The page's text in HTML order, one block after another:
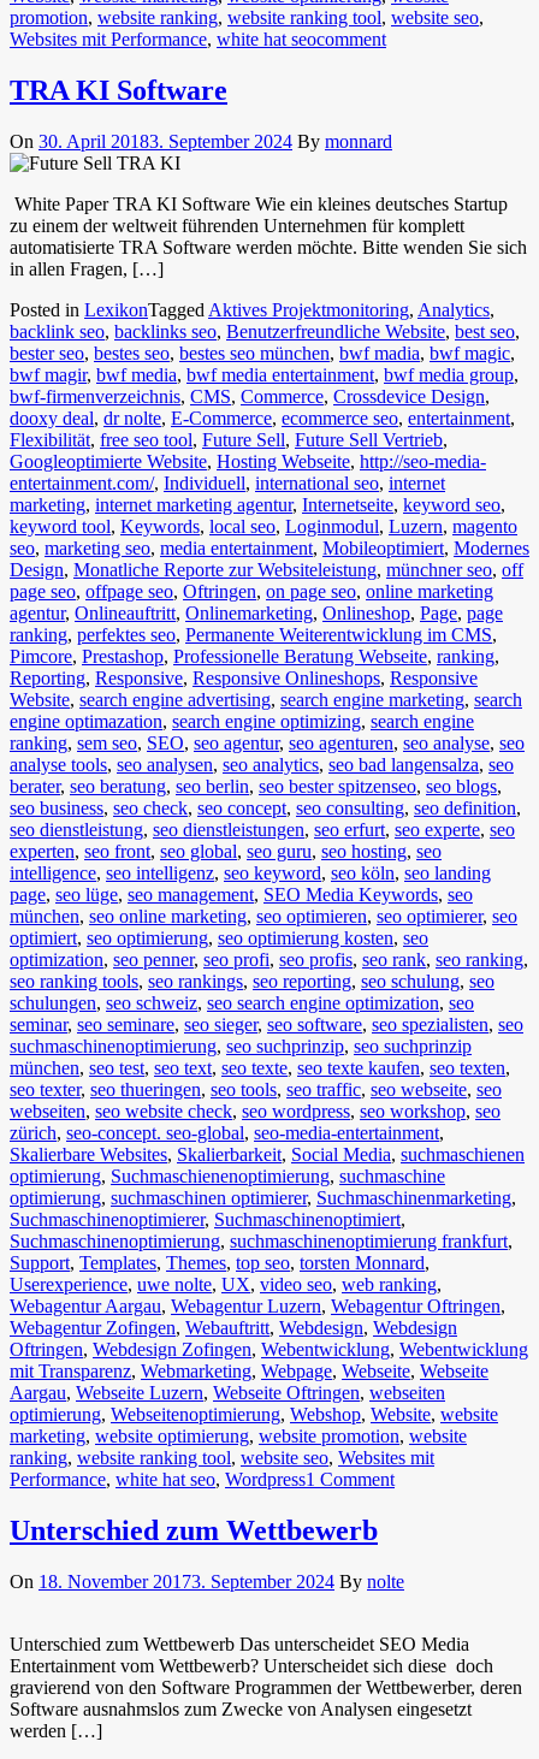
promotion, website ranking, website ranking tool, website seo,
Websites mit Performance, white hat seocomment
TRA KI Software
On 30. April 20183. September 2024 By monnard
White Paper TRA KI Software Wie ein kleines deutsches Startup
zu einem der weltweit führenden Unternehmen für komplett
automatisierte TRA Software werden möchte. Bitte wenden Sie sich
in allen Fragen, […]
Posted in LexikonTagged Aktives Projektmonitoring, Analytics,
backlink seo, backlinks seo, Benutzerfreundliche Website, best seo,
bester seo, bestes seo, bestes seo münchen, bwf madia, bwf magic,
bwf magir, bwf media, bwf media entertainment, bwf media group,
bwf-firmenverzeichnis, CMS, Commerce, Crossdevice Design,
dooxy deal, dr nolte, E-Commerce, ecommerce seo, entertainment,
Flexibilität, free seo tool, Future Sell, Future Sell Vertrieb,
Googleoptimierte Website, Hosting Webseite, http://seo-media-
entertainment.com/, Individuell, international seo, internet
marketing, internet marketing agentur, Internetseite, keyword seo,
keyword tool, Keywords, local seo, Loginmodul, Luzern, magento
seo, marketing seo, media entertainment, Mobileoptimiert, Modernes
Design, Monatliche Reporte zur Websiteleistung, münchner seo, off
page seo, offpage seo, Oftringen, on page seo, online marketing
agentur, Onlineauftritt, Onlinemarketing, Onlineshop, Page, page
ranking, perfektes seo, Permanente Weiterentwicklung im CMS,
Pimcore, Prestashop, Professionelle Beratung Webseite, ranking,
Reporting, Responsive, Responsive Onlineshops, Responsive
Website, search engine advertising, search engine marketing, search
engine optimazation, search engine optimizing, search engine
ranking, sem seo, SEO, seo agentur, seo agenturen, seo analyse, seo
analyse tools, seo analysen, seo analytics, seo bad langensalza, seo
berater, seo beratung, seo berlin, seo bester spitzenseo, seo blogs,
seo business, seo check, seo concept, seo consulting, seo definition,
seo dienstleistung, seo dienstleistungen, seo erfurt, seo experte, seo
experten, seo front, seo global, seo guru, seo hosting, seo
intelligence, seo intelligenz, seo keyword, seo köln, seo landing
page, seo lüge, seo management, SEO Media Keywords, seo
münchen, seo online marketing, seo optimieren, seo optimierer, seo
optimiert, seo optimierung, seo optimierung kosten, seo
optimization, seo penner, seo profi, seo profis, seo rank, seo ranking,
seo ranking tools, seo rankings, seo reporting, seo schulung, seo
schulungen, seo schweiz, seo search engine optimization, seo
seminar, seo seminare, seo sieger, seo software, seo spezialisten, seo
suchmaschinenoptimierung, seo suchprinzip, seo suchprinzip
münchen, seo test, seo text, seo texte, seo texte kaufen, seo texten,
seo texter, seo thueringen, seo tools, seo traffic, seo webseite, seo
webseiten, seo website check, seo wordpress, seo workshop, seo
zürich, seo-concept. seo-global, seo-media-entertainment,
Skalierbare Websites, Skalierbarkeit, Social Media, suchmaschienen
optimierung, Suchmaschienenoptimierung, suchmaschine
optimierung, suchmaschinen optimierer, Suchmaschinenmarketing,
Suchmaschinenoptimierer, Suchmaschinenoptimiert,
Suchmaschinenoptimierung, suchmaschinenoptimierung frankfurt,
Support, Templates, Themes, top seo, torsten Monnard,
Userexperience, uwe nolte, UX, video seo, web ranking,
Webagentur Aargau, Webagentur Luzern, Webagentur Oftringen,
Webagentur Zofingen, Webauftritt, Webdesign, Webdesign
Oftringen, Webdesign Zofingen, Webentwicklung, Webentwicklung
mit Transparenz, Webmarketing, Webpage, Webseite, Webseite
Aargau, Webseite Luzern, Webseite Oftringen, webseiten
optimierung, Webseitenoptimierung, Webshop, Website, website
marketing, website optimierung, website promotion, website
ranking, website ranking tool, website seo, Websites mit
Performance, white hat seo, Wordpress1 Comment
Unterschied zum Wettbewerb
On 18. November 20173. September 2024 By nolte
Unterschied zum Wettbewerb Das unterscheidet SEO Media
Entertainment vom Wettbewerb? Unterscheidet sich diese doch
gravierend von den Software Programmen der Wettbewerber, deren
Software ausnahmslos zum Zwecke von Analysen eingesetzt
werden […]